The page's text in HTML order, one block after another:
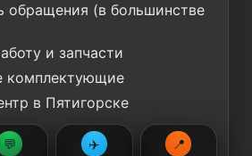
обращения (в большинстве
и запчасти
комплектующие
в Пятигорске
💬 ✈️ 📍